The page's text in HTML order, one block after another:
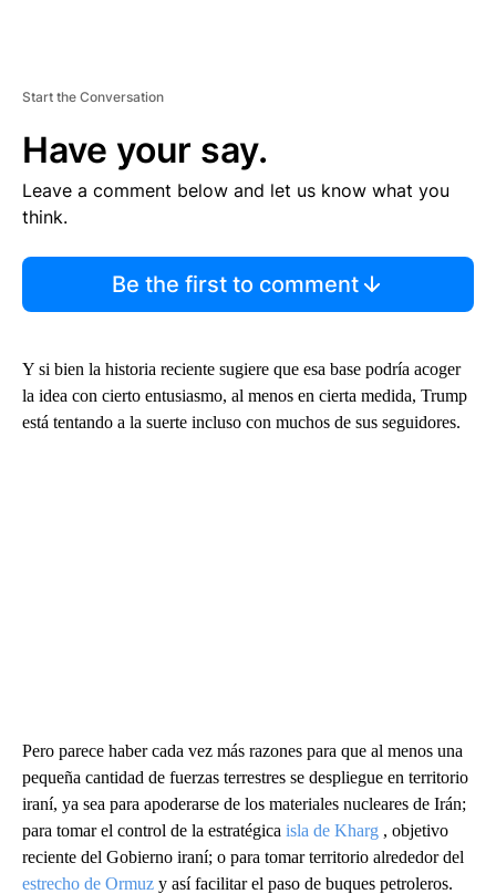
Start the Conversation
Have your say.
Leave a comment below and let us know what you
think.
Be the first to comment
Y si bien la historia reciente sugiere que esa base podría acoger
la idea con cierto entusiasmo, al menos en cierta medida, Trump
está tentando a la suerte incluso con muchos de sus seguidores.
Pero parece haber cada vez más razones para que al menos una
pequeña cantidad de fuerzas terrestres se despliegue en territorio
iraní, ya sea para apoderarse de los materiales nucleares de Irán;
para tomar el control de la estratégica isla de Kharg , objetivo
reciente del Gobierno iraní; o para tomar territorio alrededor del
estrecho de Ormuz y así facilitar el paso de buques petroleros.